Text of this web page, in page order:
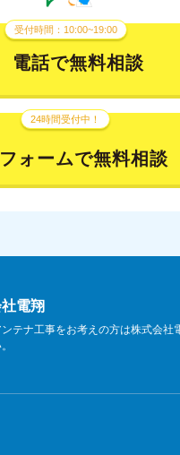
受付時間：10:00~19:00
電話で無料相談
24時間受付中！
フォームで無料相談
電翔
テナ工事をお考えの方は株式会社